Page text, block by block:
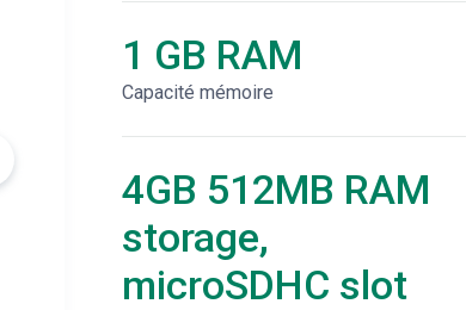
1 GB RAM
Capacité mémoire
4GB 512MB RAM
storage,
microSDHC slot